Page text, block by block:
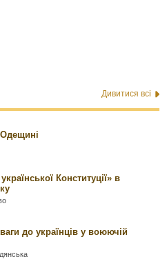
Дивитися всі
Одещині
Конституції» в
до українців у воюючій